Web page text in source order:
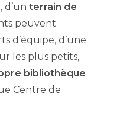
, d’un terrain de
peuvent
d’équipe, d’une
les plus petits,
bibliothèque
Centre de